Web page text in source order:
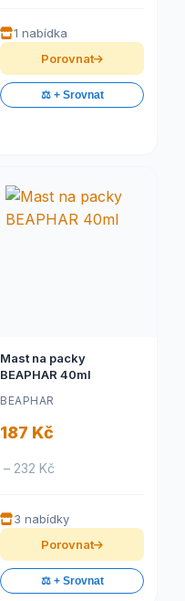
1 nabídka
Porovnat
⚖️ + Srovnat
Mast na packy
BEAPHAR 40ml
BEAPHAR
187 Kč
– 232 Kč
3 nabídky
Porovnat
⚖️ + Srovnat